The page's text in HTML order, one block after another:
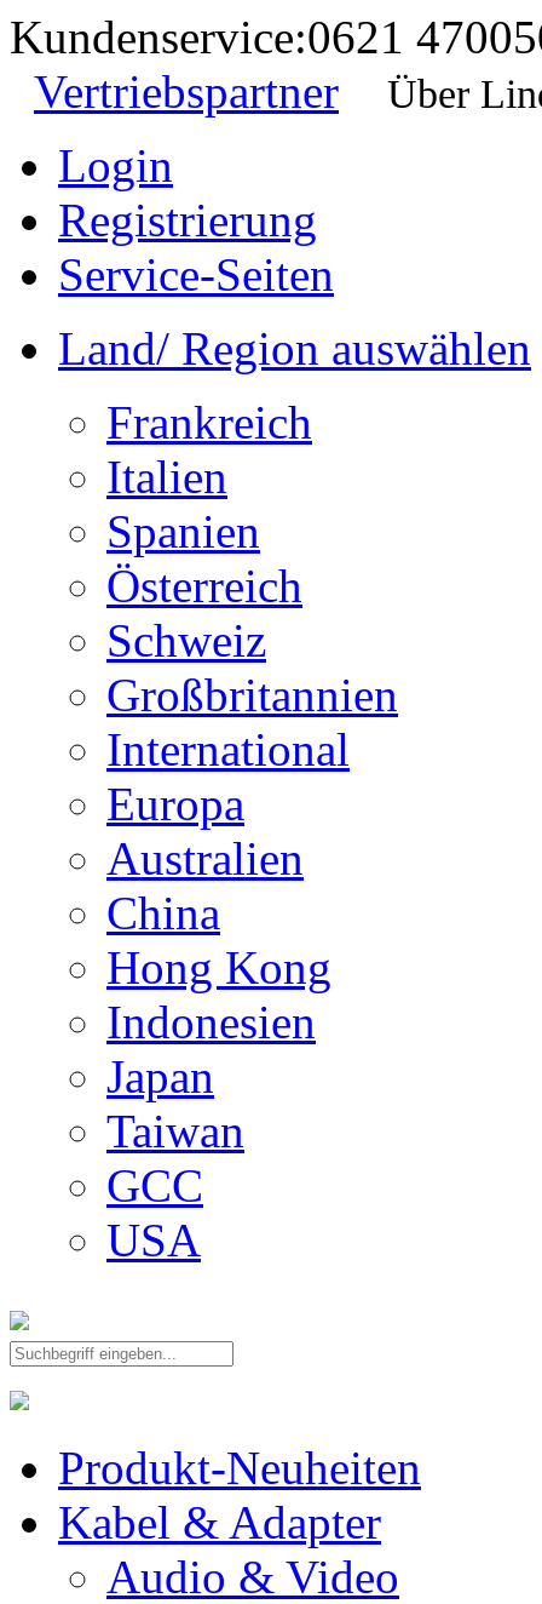
Kundenservice:0621
Vertriebspartner
Über
Login
Registrierung
Service-Seiten
Land/ Region auswählen
Frankreich
Italien
Spanien
Österreich
Schweiz
Großbritannien
International
Europa
Australien
China
Hong Kong
Indonesien
Japan
Taiwan
GCC
USA
Produkt-Neuheiten
Kabel & Adapter
Audio & Video